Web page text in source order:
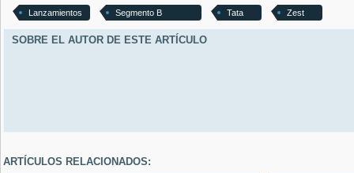
Lanzamientos Segmento B Tata Zest
SOBRE EL AUTOR DE ESTE ARTÍCULO
ARTÍCULOS RELACIONADOS: